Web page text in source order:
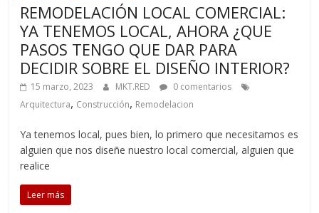
REMODELACIÓN LOCAL COMERCIAL:
YA TENEMOS LOCAL, AHORA ¿QUE
PASOS TENGO QUE DAR PARA
DECIDIR SOBRE EL DISEÑO INTERIOR?
15 marzo, 2023 MKT.RED
0 comentarios
Arquitectura, Construcción, Remodelacion
Ya tenemos local, pues bien, lo primero que necesitamos es
alguien que nos diseñe nuestro local comercial, alguien que
realice
Leer más